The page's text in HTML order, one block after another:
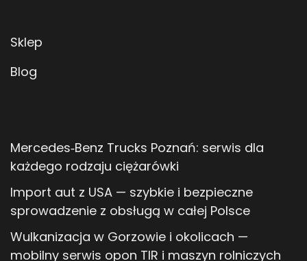
Sklep
Blog
Mercedes‑Benz Trucks Poznań: serwis dla
każdego rodzaju ciężarówki
Import aut z USA — szybkie i bezpieczne
sprowadzenie z obsługą w całej Polsce
Wulkanizacja w Gorzowie i okolicach —
mobilny serwis opon TIR i maszyn rolniczych